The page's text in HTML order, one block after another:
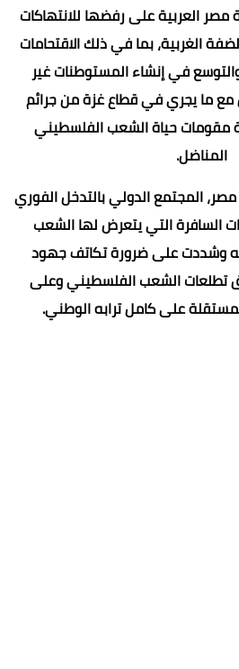
العربية على رفضها للانتهاكات
الغربية، بما في ذلك الاقتحامات
في إنشاء المستوطنات غير
مع ما يجري في قطاع غزة من جرائم
حياة الشعب الفلسطيني
المناضل.
المجتمع الدولي بالتدخل الفوري
السافرة التي يتعرض لها الشعب
وشددت على ضرورة تكاتف جهود
تطلعات الشعب الفلسطيني وعلى
على كامل ترابه الوطني.